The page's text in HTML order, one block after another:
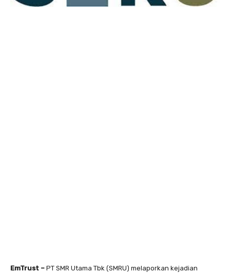
EmTrust – PT SMR Utama Tbk (SMRU) melaporkan kejadian